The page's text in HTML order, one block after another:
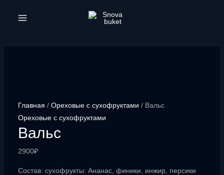
Главная / Ореховые с сухофруктами / Вальс
Ореховые с сухофруктами
Вальс
2900₽
Состав: сухофрукты: Ананас, финики, инжир, персики